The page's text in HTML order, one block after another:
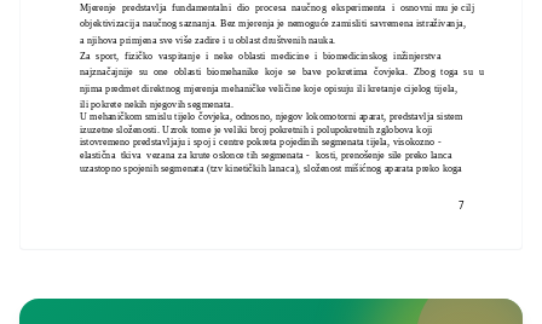
7
Mjerenje predstavlja fundamentalni dio procesa naučnog eksperimenta i osnovni mu je cilj
objektivizacija naučnog saznanja. Bez mjerenja je nemoguće zamisliti savremena istraživanja,
a njihova primjena sve više zadire i u oblast društvenih nauka.
Za sport, fizičko vaspitanje i neke oblasti medicine i biomedicinskog inžinjerstva
najznačajnije su one oblasti biomehanike koje se bave pokretima čovjeka. Zbog toga su u
njima predmet direktnog mjerenja mehaničke veličine koje opisuju ili kretanje cijelog tijela,
ili pokrete nekih njegovih segmenata.
U mehaničkom smislu tijelo čovjeka, odnosno, njegov lokomotorni aparat, predstavlja sistem
izuzetne složenosti. Uzrok tome je veliki broj pokretnih i polupokretnih zglobova koji
istovremeno predstavljaju i spoj i centre pokreta pojedinih segmenata tijela, visokozno -
elastična tkiva vezana za krute oslonce tih segmenata - kosti, prenošenje sile preko lanca
uzastopno spojenih segmenata (tzv kinetičkih lanaca), složenost mišićnog aparata preko koga